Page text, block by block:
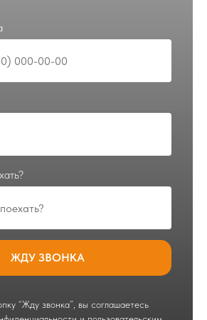
ЖДУ ЗВОНКА
“Жду звонка”, вы соглашаетесь
одного окна